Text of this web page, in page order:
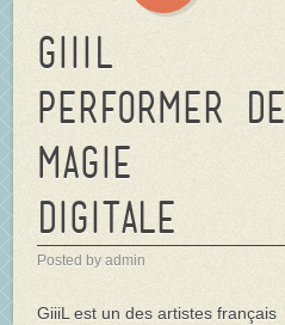
GiiiL
performer de
magie
Digitale
Posted by admin
GiiiL est un des artistes français